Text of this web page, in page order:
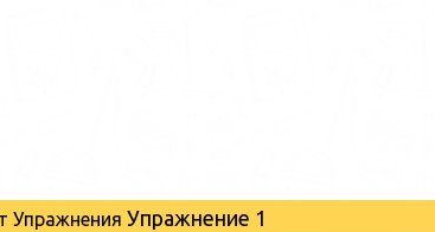
Упражнения Упражнение 1